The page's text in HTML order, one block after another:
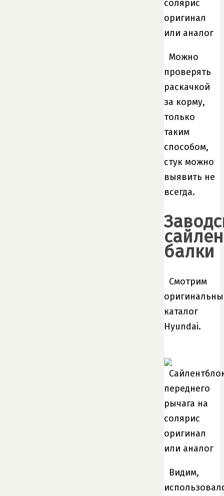
Можно
проверять
раскачкой
за корму,
только
таким
способом,
стук можно
выявить не
всегда.
балки
Смотрим
каталог
Hyundai.
Видим,